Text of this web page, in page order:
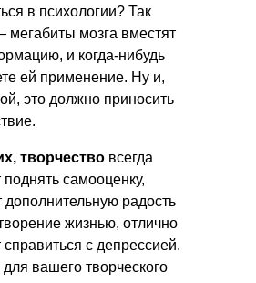
в психологии? Так
мегабиты мозга вместят
и когда-нибудь
ей применение. Ну и,
это должно приносить
творчество всегда
поднять самооценку,
дополнительную радость
жизнью, отлично
справиться с депрессией.
вашего творческого